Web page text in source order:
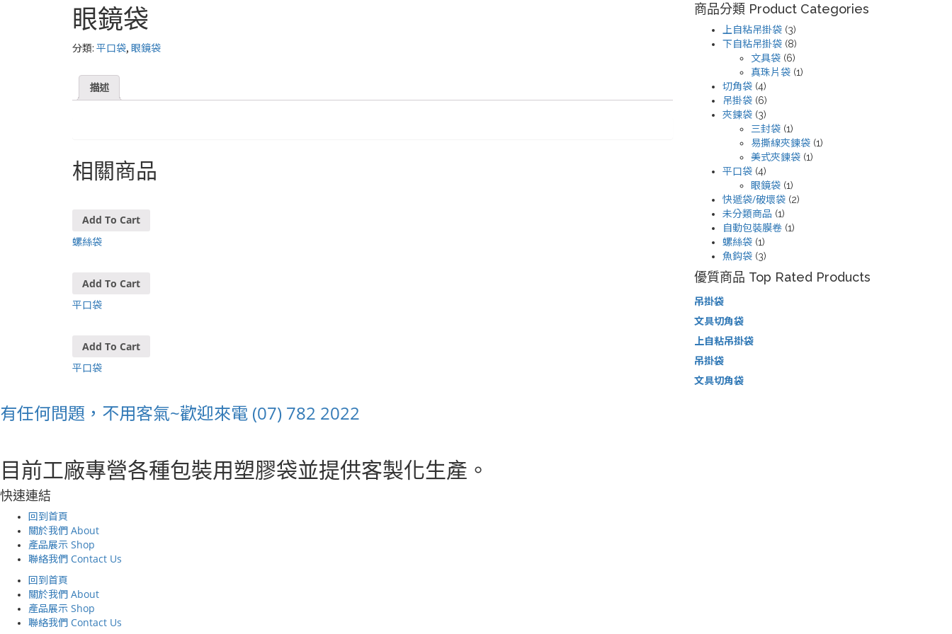
眼鏡袋
分類: 平口袋, 眼鏡袋
描述
相關商品
Add To Cart
螺絲袋
Add To Cart
平口袋
Add To Cart
平口袋
商品分類 Product Categories
上自粘吊掛袋 (3)
下自粘吊掛袋 (8)
文具袋 (6)
真珠片袋 (1)
切角袋 (4)
吊掛袋 (6)
夾鍊袋 (3)
三封袋 (1)
易撕線夾鍊袋 (1)
美式夾鍊袋 (1)
平口袋 (4)
眼鏡袋 (1)
快遞袋/破壞袋 (2)
未分類商品 (1)
自動包裝膜卷 (1)
螺絲袋 (1)
魚鈎袋 (3)
優質商品 Top Rated Products
吊掛袋
文具切角袋
上自粘吊掛袋
吊掛袋
文具切角袋
有任何問題，不用客氣~歡迎來電 (07) 782 2022
目前工廠專營各種包裝用塑膠袋並提供客製化生產。
快速連結
回到首頁
關於我們 About
產品展示 Shop
聯絡我們 Contact Us
回到首頁
關於我們 About
產品展示 Shop
聯絡我們 Contact Us